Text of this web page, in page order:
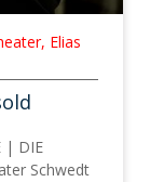
Elias
| DIE
Schwedt